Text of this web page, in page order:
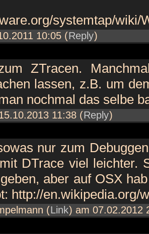
systemtap/wiki/
10:05 (Reply)
ZTracen.
lassen, z.B. um
nochmal das selbe
11:38 (Reply)
nur zum
DTrace viel leichter.
aber auf OSX
http://en.wikipedia.org/
(Link) am 07.02.2012